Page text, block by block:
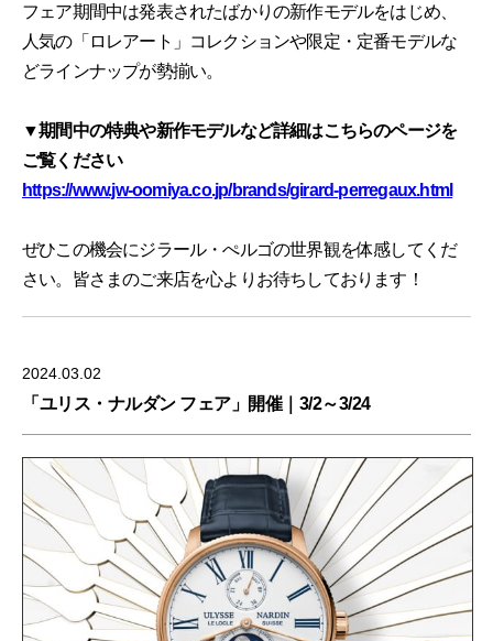
フェア期間中は発表されたばかりの新作モデルをはじめ、
人気の「ロレアート」コレクションや限定・定番モデルな
どラインナップが勢揃い。
▼期間中の特典や新作モデルなど詳細はこちらのページを
ご覧ください
https://www.jw-oomiya.co.jp/brands/girard-perregaux.html
ぜひこの機会にジラール・ぺルゴの世界観を体感してくだ
さい。皆さまのご来店を心よりお待ちしております！
2024.03.02
「ユリス・ナルダン フェア」開催｜3/2～3/24